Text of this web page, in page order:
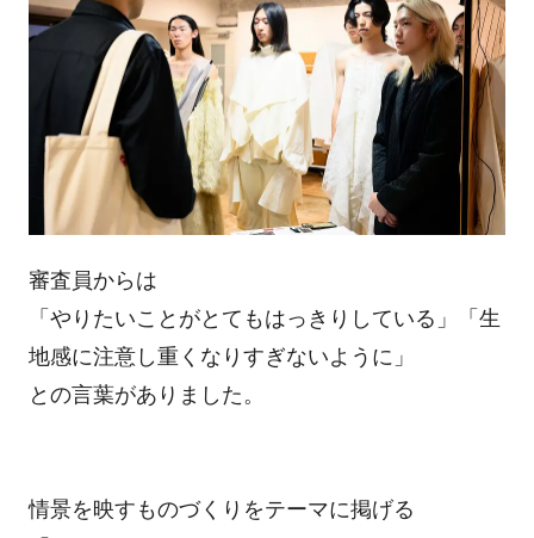
審査員からは
「やりたいことがとてもはっきりしている」「生
地感に注意し重くなりすぎないように」
との言葉がありました。
情景を映すものづくりをテーマに掲げる